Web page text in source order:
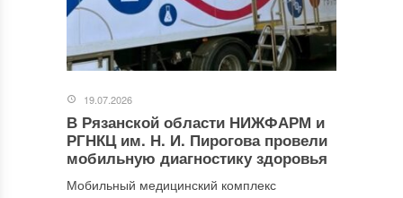
19.07.2026
В Рязанской области НИЖФАРМ и
РГНКЦ им. Н. И. Пирогова провели
мобильную диагностику здоровья
Мобильный медицинский комплекс